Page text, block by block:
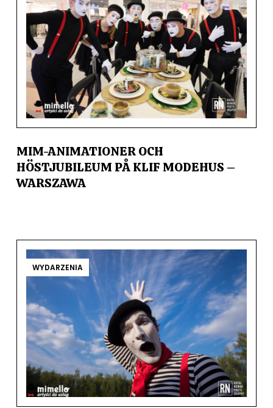
MIM-ANIMATIONER OCH
HÖSTJUBILEUM PÅ KLIF MODEHUS –
WARSZAWA
WYDARZENIA